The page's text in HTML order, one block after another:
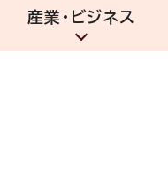
産業・ビジネス